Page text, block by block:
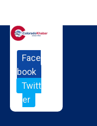
Face
book
Twitt
er